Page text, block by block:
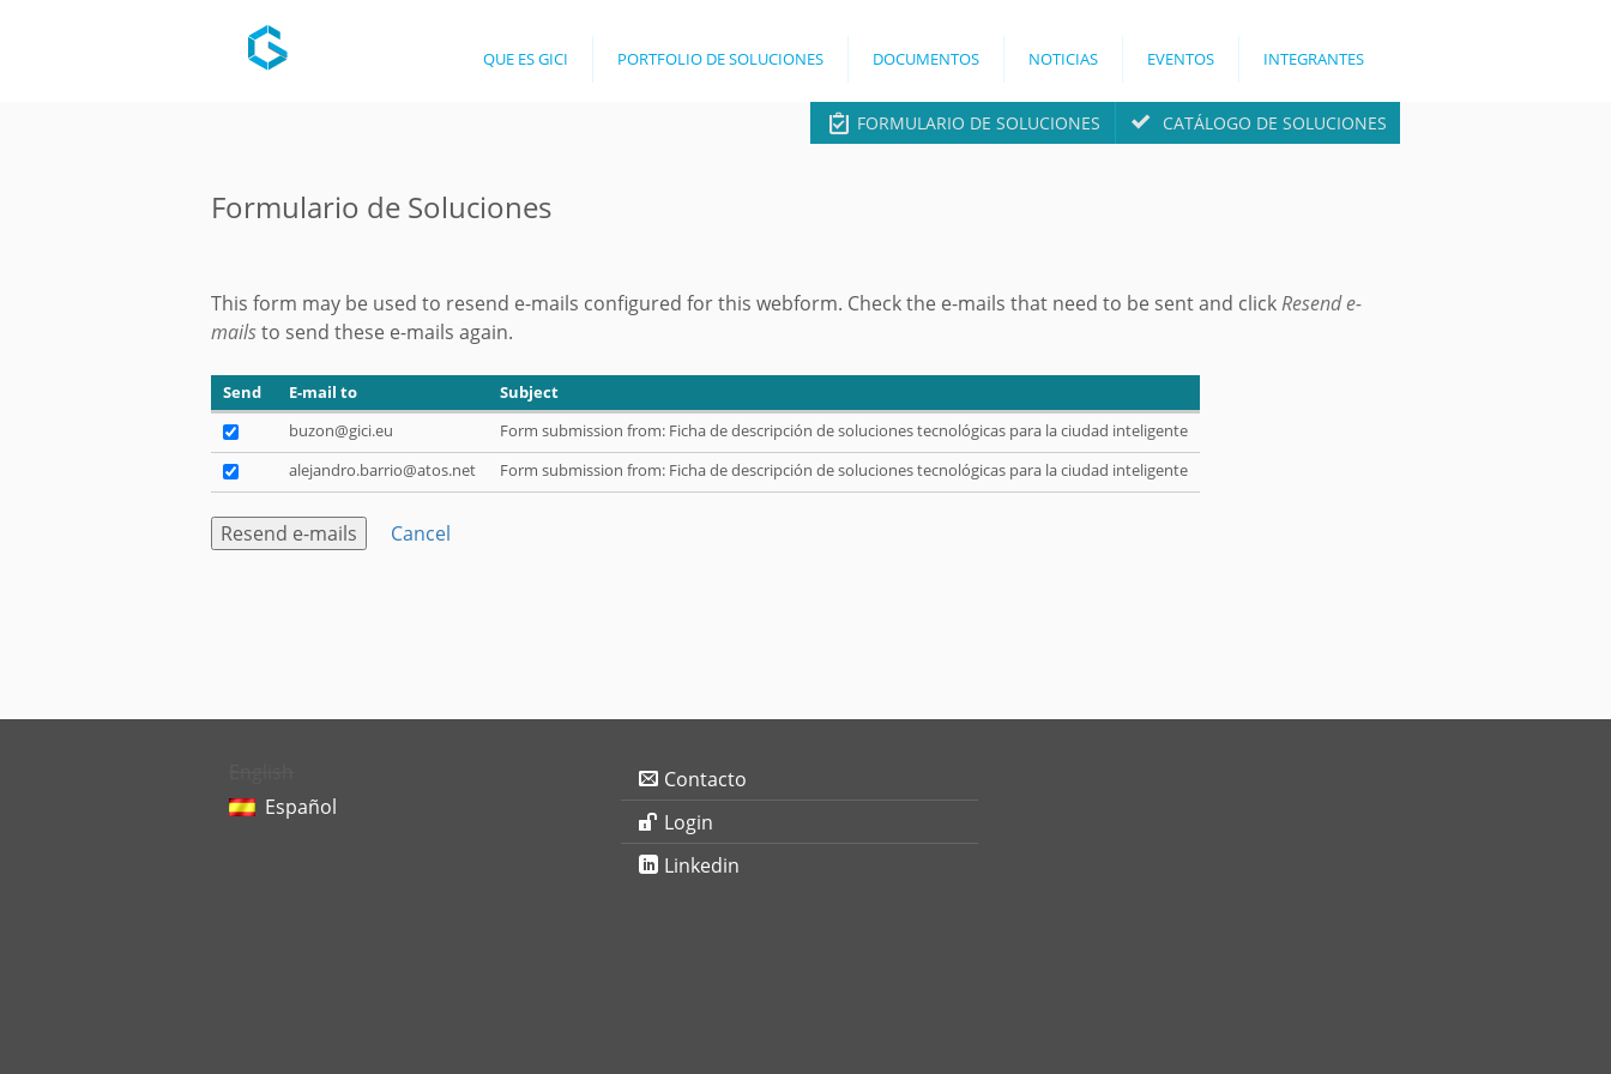
FORMULARIO DE SOLUCIONES CATÁLOGO DE SOLUCIONES
Formulario de Soluciones
This form may be used to resend e-mails configured for this webform. Check the e-mails that need to be sent and clickResend e-
mailsto send these e-mails again.
Send E-mail to
Subject
buzon@gici.eu
Form submission from: Ficha de descripción de soluciones tecnológicas para la ciudad inteligente
alejandro.barrio@atos.net
Form submission from: Ficha de descripción de soluciones tecnológicas para la ciudad inteligente
Cancel
Español
Contacto
Login
Linkedin
QUE ES GICI PORTFOLIO DE SOLUCIONES DOCUMENTOS NOTICIAS EVENTOS INTEGRANTES